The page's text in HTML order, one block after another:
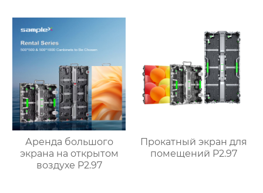
Аренда большого
экрана на открытом
воздухе P2.97
Прокатный экран для
помещений P2.97